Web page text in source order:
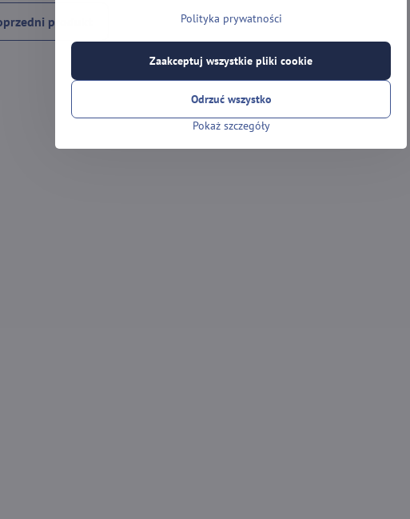
produkt
Polityka prywatności
Pokaż szczegóły
Zaakceptuj wszystkie pliki cookie
Odrzuć wszystko